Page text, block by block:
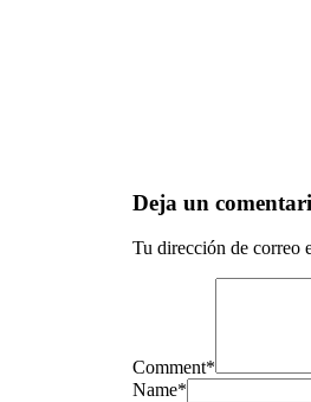
Deja un
Tu dirección de correo
Comment*
Name*